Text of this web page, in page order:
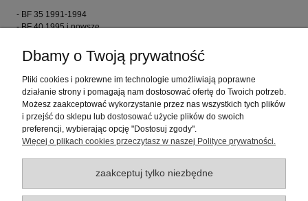
- BF 35 1991-1994
- BF 40 1995 i nowsze
- BF 50/50A 1995 i nowsze
- BF 60 2009 i nowsze
Wałek 13.wpustowy. Wydech przez śrubę.
Producent: Polaris Group (Chiny)
Warunki zakupów
Dbamy o Twoją prywatność
Pliki cookies i pokrewne im technologie umożliwiają poprawne
działanie strony i pomagają nam dostosować ofertę do Twoich potrzeb.
Możesz zaakceptować wykorzystanie przez nas wszystkich tych plików
i przejść do sklepu lub dostosować użycie plików do swoich
preferencji, wybierając opcję "Dostosuj zgody".
Więcej o plikach cookies przeczytasz w naszej Polityce prywatności.
zaakceptuj tylko niezbędne